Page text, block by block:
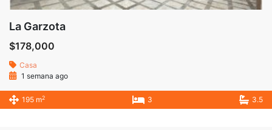
La Garzota
$178,000
Casa
1 semana ago
195 m2 3 3.5